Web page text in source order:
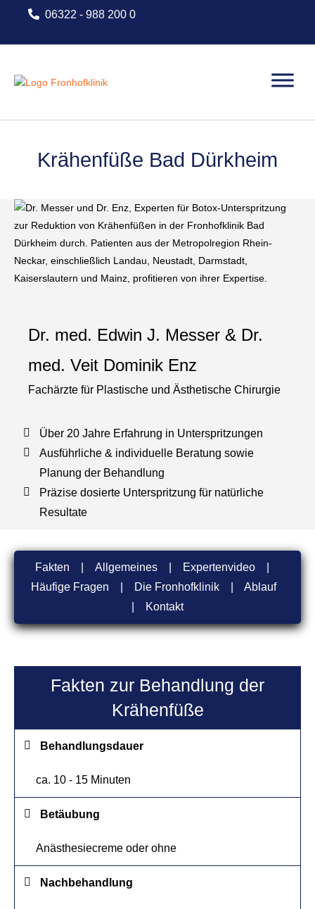
06322 - 988 200 0
Home
Krähenfüße Bad Dürkheim
Dr. med. Edwin J. Messer & Dr.
med. Veit Dominik Enz
Fachärzte für Plastische und Ästhetische Chirurgie
Über 20 Jahre Erfahrung in Unterspritzungen
Ausführliche & individuelle Beratung sowie
Planung der Behandlung
Präzise dosierte Unterspritzung für natürliche
Resultate
Fakten Allgemeines| Expertenvideo|
Häufige Fragen
Die Fronhofklinik| Ablauf
Kontakt
Fakten zur Behandlung der
Krähenfüße
Behandlungsdauer
ca. 10 - 15 Minuten
Betäubung
Anästhesiecreme oder ohne
Nachbehandlung